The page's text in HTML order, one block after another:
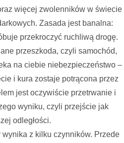
więcej zwolenników w świecie
Zasada jest banalna:
przekroczyć ruchliwą drogę.
przeszkoda, czyli samochód,
na ciebie niebezpieczeństwo –
i kura zostaje potrącona przez
jest oczywiście przetrwanie i
wyniku, czyli przejście jak
odległości.
z kilku czynników. Przede